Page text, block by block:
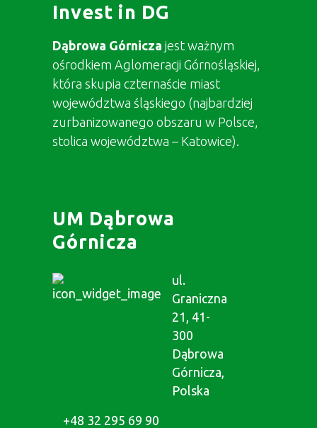
Invest in DG
Dąbrowa Górnicza jest ważnym
ośrodkiem Aglomeracji Górnośląskiej,
która skupia czternaście miast
województwa śląskiego (najbardziej
zurbanizowanego obszaru w Polsce,
stolica województwa – Katowice).
UM Dąbrowa
Górnicza
ul.
Graniczna
21, 41-
300
Dąbrowa
Górnicza,
Polska
+48 32 295 69 90